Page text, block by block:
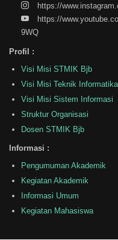
https://
https://
9WQ
Profil :
Visi Misi STMIK Bjb
Visi Misi Teknik Informatika
Visi Misi Sistem Informasi
Struktur Organisasi
Dosen STMIK Bjb
Informasi :
Pengumuman Akademik
Kegiatan Akademik
Informasi Umum
Kegiatan Mahasiswa